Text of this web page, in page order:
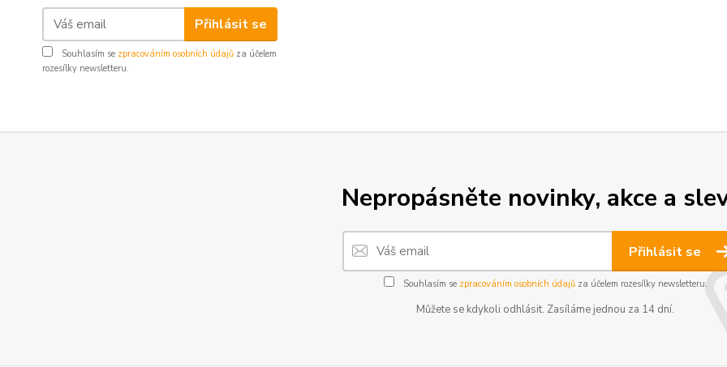
Přihlásit se
Souhlasím se zpracováním osobních údajů za účelem
rozesílky newsletteru.
Nepropásněte novinky, akce a
Přihlásit se
Souhlasím se zpracováním osobních údajůza účelem rozesílky newsletteru.
Můžete se kdykoli odhlásit. Zasíláme jednou za 14 dní.